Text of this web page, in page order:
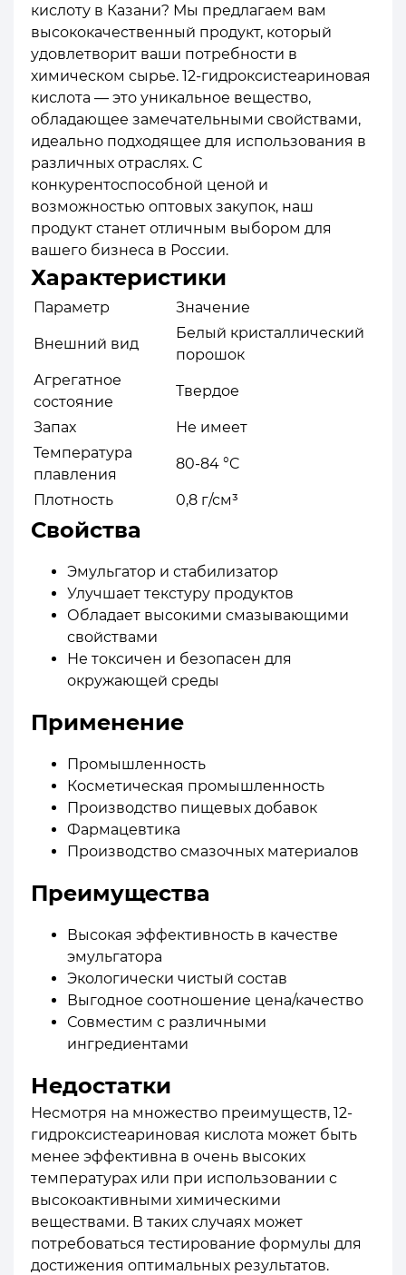
кислоту в Казани? Мы предлагаем вам
высококачественный продукт, который
удовлетворит ваши потребности в
химическом сырье. 12-гидроксистеариновая
кислота — это уникальное вещество,
обладающее замечательными свойствами,
идеально подходящее для использования в
различных отраслях. С
конкурентоспособной ценой и
возможностью оптовых закупок, наш
продукт станет отличным выбором для
вашего бизнеса в России.
Характеристики
Параметр Значение
Внешний вид
Белый кристаллический
порошок
Агрегатное
состояние
Твердое
Запах
Не имеет
Температура
плавления
80-84 °C
Плотность 0,8 г/см³
Свойства
Эмульгатор и стабилизатор
Улучшает текстуру продуктов
Обладает высокими смазывающими
свойствами
Не токсичен и безопасен для
окружающей среды
Применение
Промышленность
Косметическая промышленность
Производство пищевых добавок
Фармацевтика
Производство смазочных материалов
Преимущества
Высокая эффективность в качестве
эмульгатора
Экологически чистый состав
Выгодное соотношение цена/качество
Совместим с различными
ингредиентами
Недостатки
Несмотря на множество преимуществ, 12-
гидроксистеариновая кислота может быть
менее эффективна в очень высоких
температурах или при использовании с
высокоактивными химическими
веществами. В таких случаях может
потребоваться тестирование формулы для
достижения оптимальных результатов.